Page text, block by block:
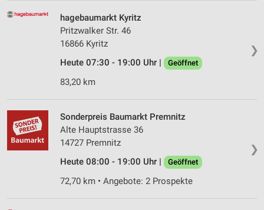
❯
hagebaumarkt Kyritz
Pritzwalker Str. 46
16866 Kyritz
Heute 07:30 - 19:00 Uhr |
Geöffnet
83,20 km
❯
Sonderpreis Baumarkt Premnitz
Alte Hauptstrasse 36
14727 Premnitz
Heute 08:00 - 19:00 Uhr |
Geöffnet
72,70 km • Angebote: 2 Prospekte